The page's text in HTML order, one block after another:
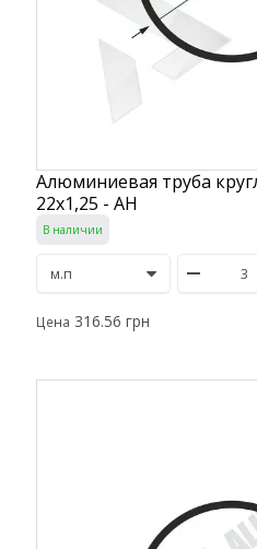
Алюминиевая труба
22х1,25 - АН
В наличии
Цена 316.56 грн